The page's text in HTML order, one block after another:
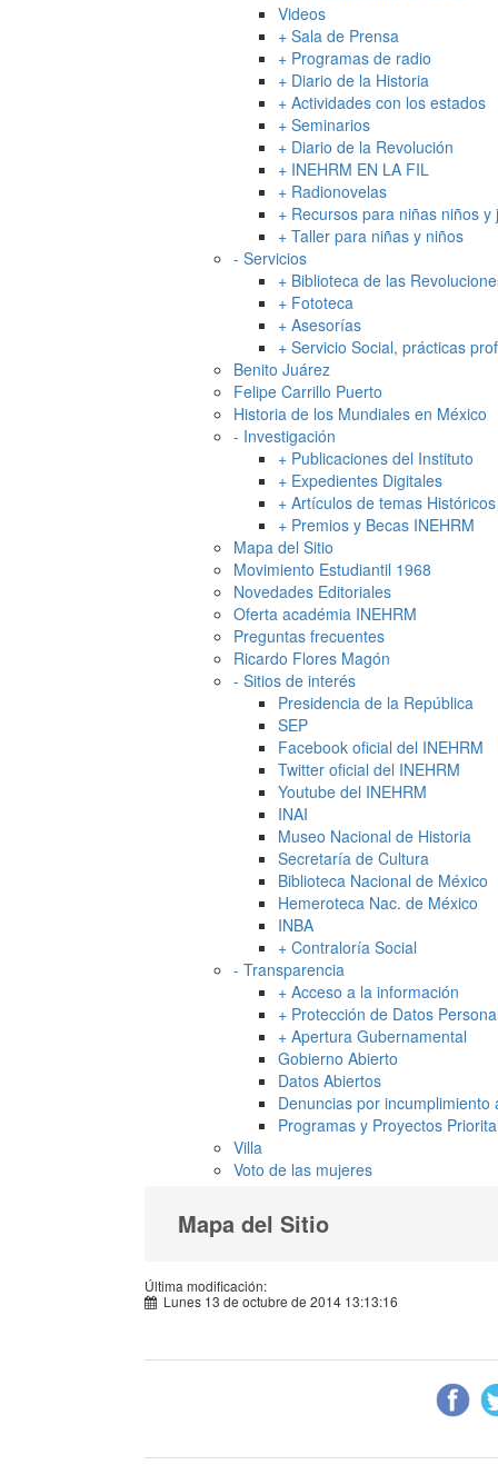
Videos
+ Sala de Prensa
+ Programas de radio
+ Diario de la Historia
+ Actividades con los estados
+ Seminarios
+ Diario de la Revolución
+ INEHRM EN LA FIL
+ Radionovelas
+ Recursos para niñas niños y
+ Taller para niñas y niños
- Servicios
+ Biblioteca de las
+ Fototeca
+ Asesorías
+ Servicio Social, prácticas
Benito Juárez
Felipe Carrillo Puerto
Historia de los Mundiales en México
- Investigación
+ Publicaciones del Instituto
+ Expedientes Digitales
+ Artículos de temas Históricos
+ Premios y Becas INEHRM
Mapa del Sitio
Movimiento Estudiantil 1968
Novedades Editoriales
Oferta académia INEHRM
Preguntas frecuentes
Ricardo Flores Magón
- Sitios de interés
Presidencia de la República
SEP
Facebook oficial del INEHRM
Twitter oficial del INEHRM
Youtube del INEHRM
INAI
Museo Nacional de Historia
Secretaría de Cultura
Biblioteca Nacional de México
Hemeroteca Nac. de México
INBA
+ Contraloría Social
- Transparencia
+ Acceso a la información
+ Protección de Datos
+ Apertura Gubernamental
Gobierno Abierto
Datos Abiertos
Denuncias por
Programas y Proyectos
Villa
Voto de las mujeres
Mapa del Sitio
Última modificación:
Lunes 13 de octubre de 2014 13:13:16